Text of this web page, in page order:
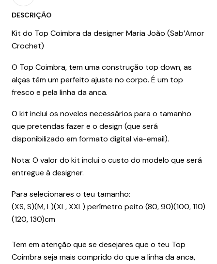
DESCRIÇÃO
Kit do Top Coimbra da designer Maria João (Sab’Amor
Crochet)
O Top Coimbra, tem uma construção top down, as
alças têm um perfeito ajuste no corpo. É um top
fresco e pela linha da anca.
O kit inclui os novelos necessários para o tamanho
que pretendas fazer e o design (que será
disponibilizado em formato digital via-email).
Nota: O valor do kit inclui o custo do modelo que será
entregue à designer.
Para selecionares o teu tamanho:
(XS, S)(M, L)(XL, XXL) perímetro peito (80, 90)(100, 110)
(120, 130)cm
Tem em atenção que se desejares que o teu Top
Coimbra seja mais comprido do que a linha da anca,